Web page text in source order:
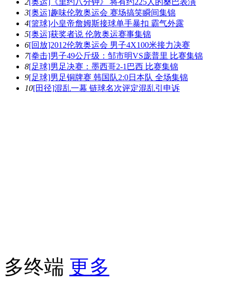
3[奥运]趣味伦敦奥运会 赛场搞笑瞬间集锦
4[篮球]小皇帝詹姆斯接球单手暴扣 霸气外露
5[奥运]获奖者说 伦敦奥运赛事集锦
6[回放]2012伦敦奥运会 男子4X100米接力决赛
7[拳击]男子49公斤级：邹市明VS庞普里 比赛集锦
8[足球]男足决赛：墨西哥2-1巴西 比赛集锦
9[足球]男足铜牌赛 韩国队2:0日本队 全场集锦
10[田径]混乱一幕 链球名次评定混乱引申诉
多终端 更多